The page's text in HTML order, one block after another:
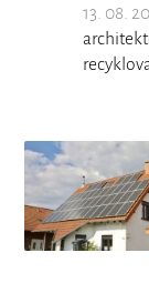
13. 08.